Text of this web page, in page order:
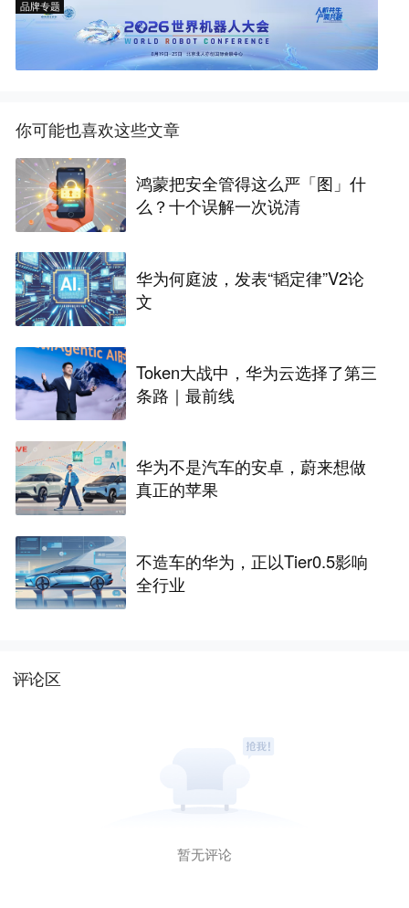
品牌专题
你可能也喜欢这些文章
鸿蒙把安全管得这么严「图」什
么？十个误解一次说清
华为何庭波，发表“韬定律”V2论
文
Token大战中，华为云选择了第三
条路｜最前线
华为不是汽车的安卓，蔚来想做
真正的苹果
不造车的华为，正以Tier0.5影响
全行业
评论区
暂无评论